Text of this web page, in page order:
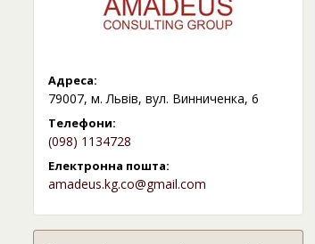
Адреса:
79007, м. Львів, вул. Винниченка, 6
Телефони:
(098) 1134728
Електронна пошта:
amadeus.kg.co@gmail.com